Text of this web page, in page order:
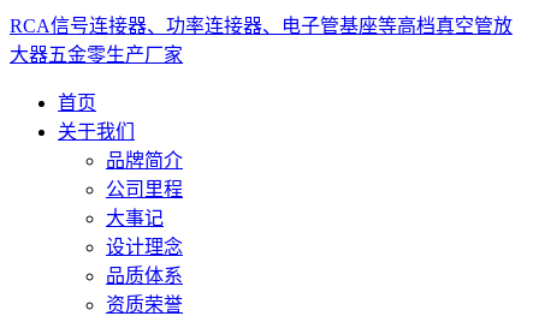
RCA信号连接器、功率连接器、电子管基座等高档真空管放
大器五金零生产厂家
首页
关于我们
品牌简介
公司里程
大事记
设计理念
品质体系
资质荣誉